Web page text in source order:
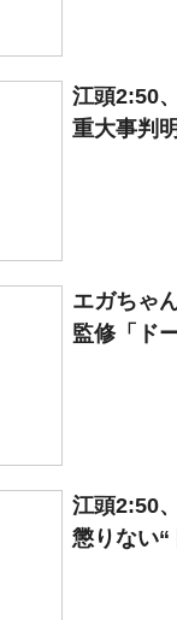
江頭2:50
重大事判
エガちゃ
監修「ド
江頭2:50
懲りない“